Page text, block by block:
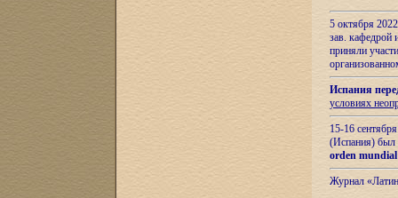
5 октября
зав.
приняли
Испания
условиях
15-16
(Испания) был
orden
Журнал